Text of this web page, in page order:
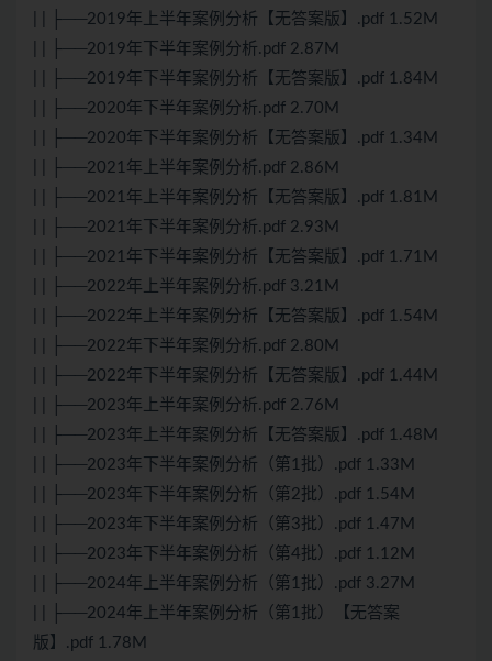
| | ├──2019年上半年案例分析【无答案版】.pdf 1.52M
| | ├──2019年下半年案例分析.pdf 2.87M
| | ├──2019年下半年案例分析【无答案版】.pdf 1.84M
| | ├──2020年下半年案例分析.pdf 2.70M
| | ├──2020年下半年案例分析【无答案版】.pdf 1.34M
| | ├──2021年上半年案例分析.pdf 2.86M
| | ├──2021年上半年案例分析【无答案版】.pdf 1.81M
| | ├──2021年下半年案例分析.pdf 2.93M
| | ├──2021年下半年案例分析【无答案版】.pdf 1.71M
| | ├──2022年上半年案例分析.pdf 3.21M
| | ├──2022年上半年案例分析【无答案版】.pdf 1.54M
| | ├──2022年下半年案例分析.pdf 2.80M
| | ├──2022年下半年案例分析【无答案版】.pdf 1.44M
| | ├──2023年上半年案例分析.pdf 2.76M
| | ├──2023年上半年案例分析【无答案版】.pdf 1.48M
| | ├──2023年下半年案例分析（第1批）.pdf 1.33M
| | ├──2023年下半年案例分析（第2批）.pdf 1.54M
| | ├──2023年下半年案例分析（第3批）.pdf 1.47M
| | ├──2023年下半年案例分析（第4批）.pdf 1.12M
| | ├──2024年上半年案例分析（第1批）.pdf 3.27M
| | ├──2024年上半年案例分析（第1批）【无答案
版】.pdf 1.78M